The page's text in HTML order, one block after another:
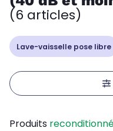
(6 articles)
Lave-vaisselle pose libre
Produits